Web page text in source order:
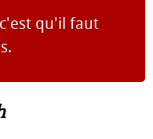
qu'il faut